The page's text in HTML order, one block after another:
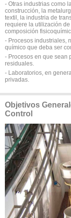
- Otras industrias como
construcción, la
textil, la industria de
requiere la utilización
composición
- Procesos industriales,
químico que deba ser
- Procesos en que sean
residuales.
- Laboratorios, en
privadas.
Objetivos
Control